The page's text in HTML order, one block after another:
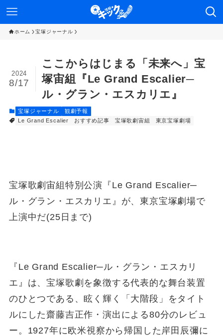
ホーム 宝塚ジャーナル
ここからはじまる「未来へ」宝
塚宙組『Le Grand Escalier─
ル・グラン・エスカリエ』
2024
8/17
宝塚ジャーナル
観劇予報
Le Grand Escalier
おすすめ記事 宝塚歌劇宙組 東京宝塚劇場
宝塚歌劇宙組特別公演『Le Grand Escalier─
ル・グラン・エスカリエ』が、東京宝塚劇場で
上演中だ(25日まで)
『Le Grand Escalier─ル・グラン・エスカリ
エ』は、宝塚歌劇を象徴する代表的な舞台装置
のひとつである、眩く輝く「大階段」をタイト
ルにした齋藤吉正作・演出による80分のレビュ
ー。1927年に欧米視察から帰国した岸田辰彌に